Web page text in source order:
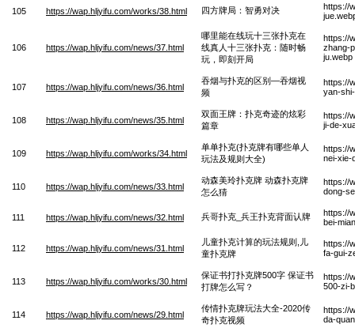
105 https://wap.hljyifu.com/works/38.html 四方牌局：智勇对决
https://
106 https://wap.hljyifu.com/news/37.html
哪里能在线玩十三张扑克在
线真人十三张扑克：随时畅
玩，即刻开局
https://
zhang-
ju.webp
107 https://wap.hljyifu.com/news/36.html
吞烟与扑克的区别—吞烟视
频
https://
yan-
108 https://wap.hljyifu.com/news/35.html
双面王牌：扑克奇迹的炫彩
篇章
https://
ji-de-
109 https://wap.hljyifu.com/works/34.html
单单扑克(扑克牌有哪些单人
玩法及规则大全)
https://
nei-xie-
110 https://wap.hljyifu.com/news/33.html
动森美玲扑克牌 动森扑克牌
怎么猜
https://
dong-
111 https://wap.hljyifu.com/news/32.html 兵哥扑克_兵王扑克背面认牌
https://
bei-
112 https://wap.hljyifu.com/news/31.html
儿童扑克计算的玩法规则,儿
童扑克牌
https://
fa-gui-
113 https://wap.hljyifu.com/works/30.html
保证书打扑克牌500字 保证书
打牌怎么写？
https://
500-zi-
114 https://wap.hljyifu.com/news/29.html
传情扑克牌玩法大全-2020传
奇扑克视频
https://
da-